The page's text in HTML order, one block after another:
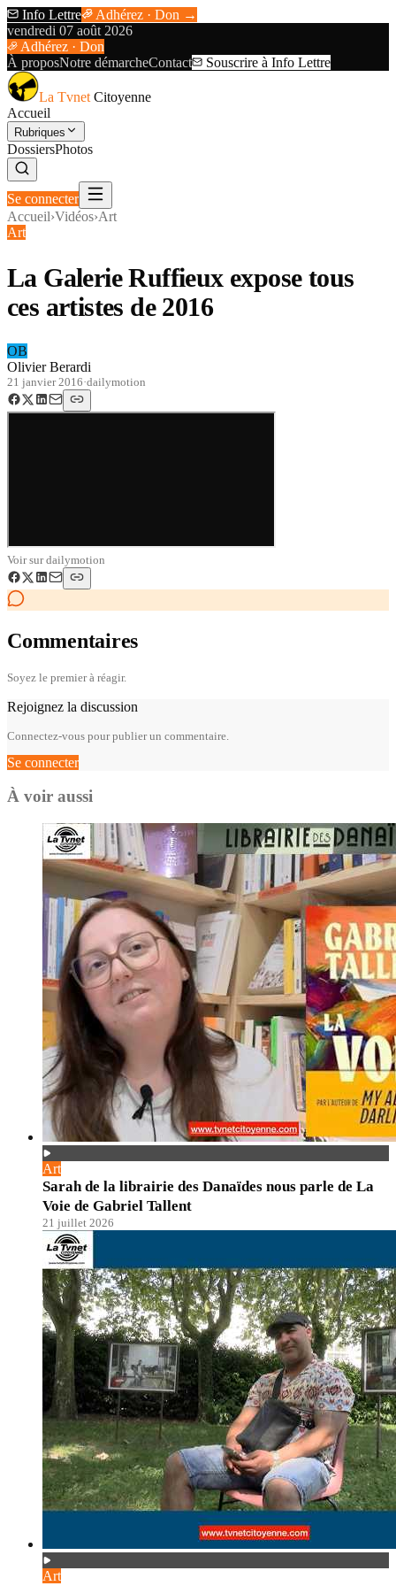
Info Lettre
Adhérez · Don →
vendredi 07 août 2026
Adhérez · Don
À proposNotre démarcheContact Souscrire à Info Lettre
La Tvnet Citoyenne
Accueil
Rubriques
DossiersPhotos
Se connecter
Accueil›Vidéos›Art
Art
La Galerie Ruffieux expose tous
ces artistes de 2016
OB
Olivier Berardi
21 janvier 2016·dailymotion
Voir surdailymotion
Commentaires
Soyez le premier à réagir.
Rejoignez la discussion
Connectez-vous pour publier un commentaire.
Se connecter
À voir aussi
Art
Sarah de la librairie des Danaïdes nous parle de La
Voie de Gabriel Tallent
21 juillet 2026
Art